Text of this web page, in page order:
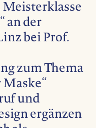
an der
bei Prof.
zum Thema
Maske“
und
ergänzen